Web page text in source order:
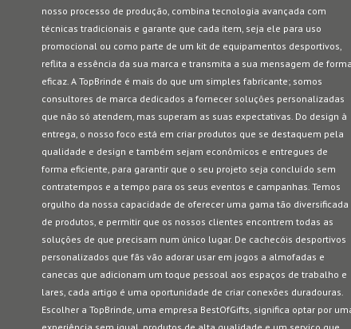
nosso processo de produção, combina tecnologia avançada com
técnicas tradicionais e garante que cada item, seja ele para uso
promocional ou como parte de um kit de equipamentos desportivos,
reflita a essência da sua marca e transmita a sua mensagem de forma
eficaz. A TopBrinde é mais do que um simples fabricante; somos
consultores de marca dedicados a fornecer soluções personalizadas
que não só atendem, mas superam as suas expectativas. Do design à
entrega, o nosso foco está em criar produtos que se destaquem pela
qualidade e design e também sejam econômicos e entregues de
forma eficiente, para garantir que o seu projeto seja concluído sem
contratempos e a tempo para os seus eventos e campanhas. Temos
orgulho da nossa capacidade de oferecer uma gama tão diversificada
de produtos, e permitir que os nossos clientes encontrem todas as
soluções de que precisam num único lugar. De cachecóis desportivos
personalizados que fãs vão adorar usar em jogos a almofadas e
canecas que adicionam um toque pessoal aos espaços de trabalho e
lares, cada artigo é uma oportunidade de criar conexões duradouras.
Escolher a TopBrinde, uma empresa BestOfGifts, significa optar por